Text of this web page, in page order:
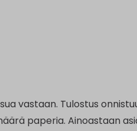
vastaan. Tulostus
paperia. Ainoastaan